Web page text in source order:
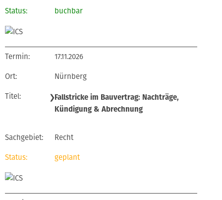
buchbar
17.11.2026
Nürnberg
❯Fallstricke im Bauvertrag: Nachträge,
Kündigung & Abrechnung
Recht
geplant